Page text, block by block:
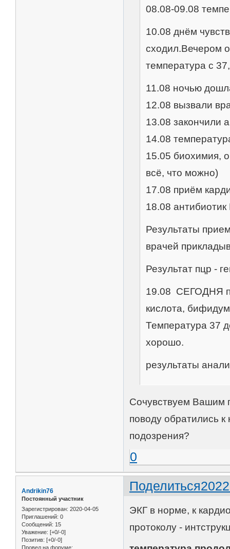
08.08-09.08
10.08 днём
сходил.Вечером
температура с
11.08 ночью
12.08 вызвали
13.08 закончили
14.08
15.05 биохимия,
всё, что можно)
17.08 приём
18.08
Результаты
врачей
Результат пцр -
19.08 СЕГОДНЯ
кислота, бифидум
Температура 37
хорошо.
результаты
Сочувствуем Вашим
поводу обратились к
подозрения?
0
Поделиться
Andrikin76
Постоянный участник
Зарегистрирован: 2020-04-05
Приглашений: 0
Сообщений: 15
Уважение: [+0/-0]
Позитив: [+0/-0]
Провел на форуме:
ЭКГ в норме, к
протоколу -